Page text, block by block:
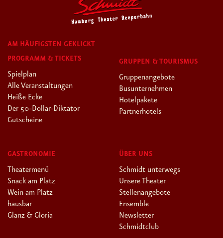
AM HÄUFIGSTEN GEKLICKT
PROGRAMM & TICKETS
Spielplan
Alle Veranstaltungen
Heiße Ecke
Der 50-Dollar-Diktator
Gutscheine
GRUPPEN & TOURISMUS
Gruppenangebote
Busunternehmen
Hotelpakete
Partnerhotels
GASTRONOMIE
Theatermenü
Snack am Platz
Wein am Platz
hausbar
Glanz & Gloria
ÜBER UNS
Schmidt unterwegs
Unsere Theater
Stellenangebote
Ensemble
Newsletter
Schmidtclub